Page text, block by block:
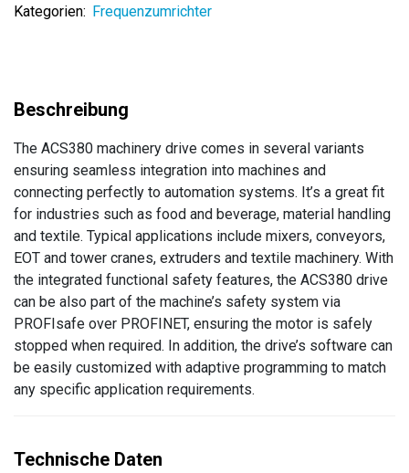
Kategorien: Frequenzumrichter
The ACS380 machinery drive comes in several variants
ensuring seamless integration into machines and
connecting perfectly to automation systems. It’s a great fit
for industries such as food and beverage, material handling
and textile. Typical applications include mixers, conveyors,
EOT and tower cranes, extruders and textile machinery. With
the integrated functional safety features, the ACS380 drive
can be also part of the machine’s safety system via
PROFIsafe over PROFINET, ensuring the motor is safely
stopped when required. In addition, the drive’s software can
be easily customized with adaptive programming to match
any specific application requirements.